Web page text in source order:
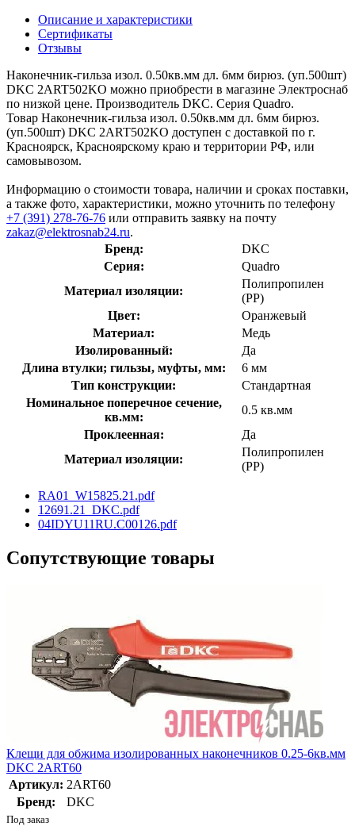
Описание и характеристики
Сертификаты
Отзывы
Наконечник-гильза изол. 0.50кв.мм дл. 6мм бирюз. (уп.500шт)
DKC 2ART502KO можно приобрести в магазине Электроснаб
по низкой цене. Производитель DKC. Серия Quadro.
Товар Наконечник-гильза изол. 0.50кв.мм дл. 6мм бирюз.
(уп.500шт) DKC 2ART502KO доступен с доставкой по г.
Красноярск, Красноярскому краю и территории РФ, или
самовывозом.
Информацию о стоимости товара, наличии и сроках поставки,
а также фото, характеристики, можно уточнить по телефону
+7 (391) 278-76-76 или отправить заявку на почту
zakaz@elektrosnab24.ru.
Бренд:
DKC
Серия:
Quadro
Материал изоляции:
Полипропилен
(PP)
Цвет:
Оранжевый
Материал:
Медь
Изолированный:
Да
Длина втулки; гильзы, муфты, мм:
6 мм
Тип конструкции:
Стандартная
Номинальное поперечное сечение,
кв.мм:
0.5 кв.мм
Проклеенная:
Да
Материал изоляции:
Полипропилен
(PP)
RA01_W15825.21.pdf
12691.21_DKC.pdf
04IDYU11RU.C00126.pdf
Сопутствующие товары
Клещи для обжима изолированных наконечников 0.25-6кв.мм
DKC 2ART60
Артикул: 2ART60
Бренд:
DKC
Под заказ